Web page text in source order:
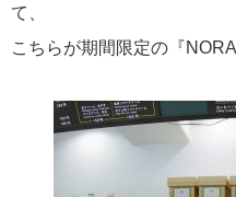
て、
こちらが期間限定の『